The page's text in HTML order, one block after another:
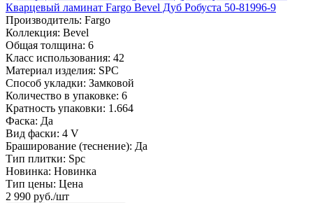
Кварцевый ламинат Fargo Bevel Дуб Робуста 50-81996-9
Производитель: Fargo
Коллекция: Bevel
Общая толщина: 6
Класс использования: 42
Материал изделия: SPC
Способ укладки: Замковой
Количество в упаковке: 6
Кратность упаковки: 1.664
Фаска: Да
Вид фаски: 4 V
Браширование (теснение): Да
Тип плитки: Spc
Новинка: Новинка
Тип цены: Цена
2 990 руб./шт